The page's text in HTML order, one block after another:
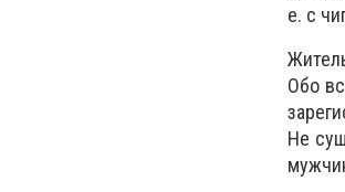
е. с
Обо
Не